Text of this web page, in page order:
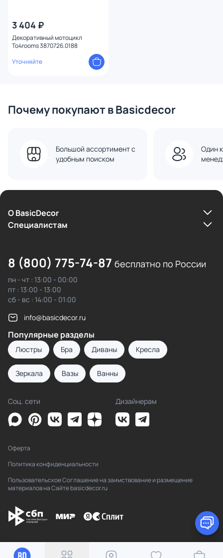
3 404 ₽
Декоративный мотоцикл
To4rooms 3870726.0188
Уточняйте
Почему покупают в Basicdecor
Большой ассортимент с
удобным поиском
Один
О BasicDecor
Cпециалистам
8 (800) 775-74-87 бесплатно по России
пн - чт : 13:00 - 00:00
пт : 13:00 - 13:00
сб - вс : 14:00 - 01:00
info@basicdecor.ru
Популярные разделы
Люстры Бра Диваны Кресла
Зеркала Вазы Ванны
Соц. сети Дизайнерам
Оферта
Политика конфиденциальности
Пользовательское Соглашение на заимствование и размещение
материалов на Сайте basicdecor.ru